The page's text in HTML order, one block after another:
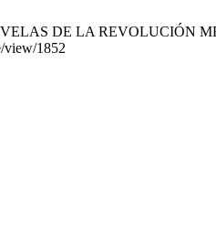
DE LA REVOLUCIÓN
view/1852